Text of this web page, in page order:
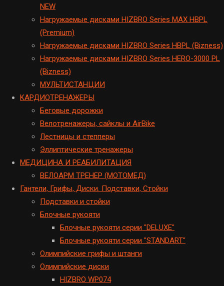
NEW
Нагружаемые дисками HIZBRO Series MAX HBPL
(Premium)
Hагружаемые дисками HIZBRO Series HBPL (Bizness)
Hагружаемые дисками HIZBRO Series HERO-3000 PL
(Bizness)
МУЛЬТИСТАНЦИИ
KАРДИОТРЕНАЖЕРЫ
Беговые дорожки
Велотренажеры, сайклы и AirBike
Лестницы и степперы
Эллиптические тренажеры
МЕДИЦИНА И РЕАБИЛИТАЦИЯ
ВЕЛОАРМ ТРЕНЕР (МОТОМЕД)
Гантели, Грифы, Диски. Подставки, Стойки
Подставки и стойки
Блочные рукояти
Блочные рукояти серии "DELUXE"
Блочные рукояти серии "STANDART"
Олимпийские грифы и штанги
Олимпийские диски
HIZBRO WP074